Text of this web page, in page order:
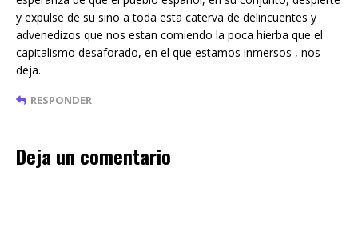
y expulse de su sino a toda esta caterva de delincuentes y
advenedizos que nos estan comiendo la poca hierba que el
capitalismo desaforado, en el que estamos inmersos , nos
deja.
RESPONDER
Deja un comentario